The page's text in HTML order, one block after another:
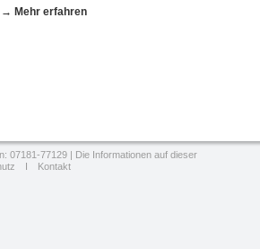
→ Mehr erfahren
07181-77129 | Die Informationen auf dieser
I Kontakt